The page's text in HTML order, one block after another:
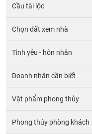
Cầu tài lộc
Chọn đất xem nhà
Tình yêu - hôn nhân
Doanh nhân cần biết
Vật phẩm phong thủy
Phong thủy phòng khách